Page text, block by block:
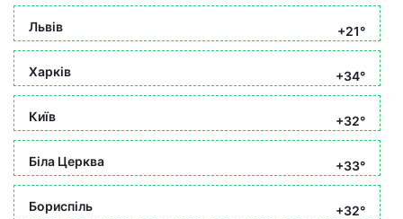
Львів +21°
Харків +34°
Київ +32°
Біла Церква +33°
Бориспіль +32°